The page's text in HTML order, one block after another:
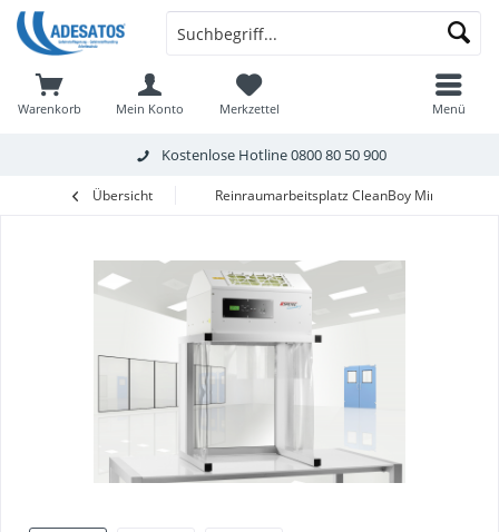
Kostenlose Hotline0800 80 50 900
Warenkorb Merkzettel
Mein Konto Menü
Übersicht Reinraumarbeitsplatz CleanBoy Mini 56